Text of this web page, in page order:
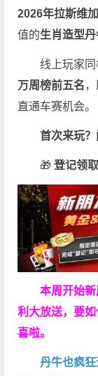
2026年拉斯维
值的生肖造型
线上玩家
万周榜前五名
直通车赛机会。
首次来玩？
🎁 登记领
本周开始
利大放送，要
喜啦。
丹牛也疯